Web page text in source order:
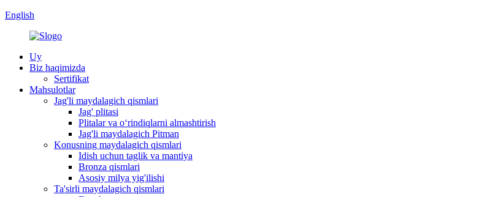
English
Uy
Biz haqimizda
Sertifikat
Mahsulotlar
Jag'li maydalagich qismlari
Jag' plitasi
Plitalar va oʻrindiqlarni almashtirish
Jag'li maydalagich Pitman
Konusning maydalagich qismlari
Idish uchun taglik va mantiya
Bronza qismlari
Asosiy milya yig'ilishi
Ta'sirli maydalagich qismlari